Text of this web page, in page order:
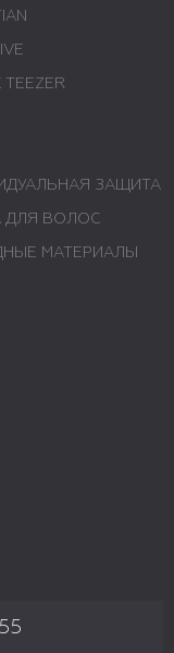
TEEZER
ЗАЩИТА
ДЛЯ ВОЛОС
МАТЕРИАЛЫ